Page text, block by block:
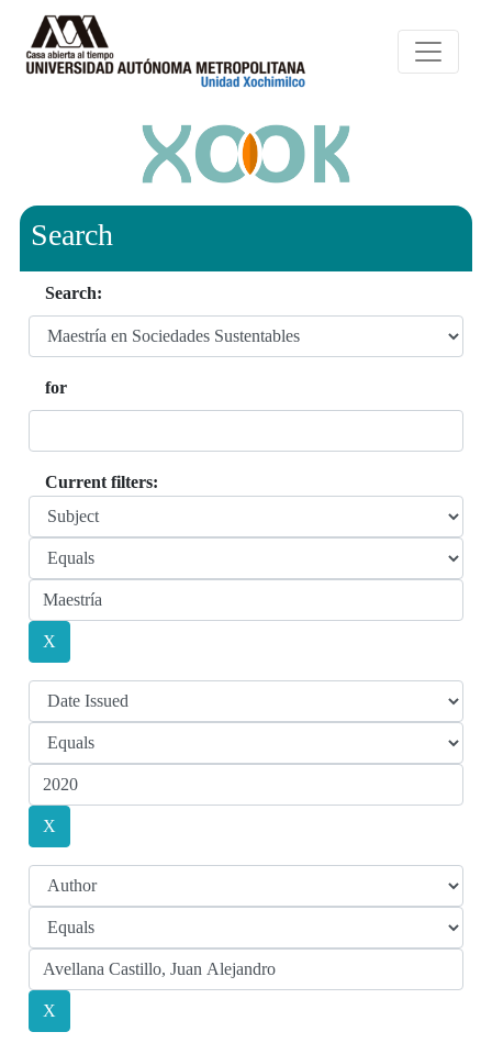
Search
Search:
for
Current filters: